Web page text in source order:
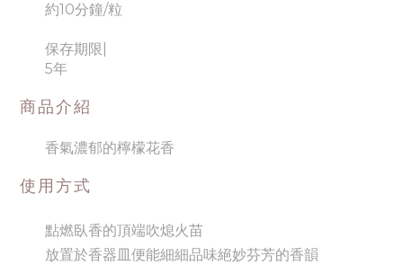
約10分鐘/粒
保存期限
5年
商品介紹
香氣濃郁的檸檬花香
使用方式
點燃臥香的頂端吹熄火苗
放置於香器皿便能細細品味絕妙芬芳的香韻